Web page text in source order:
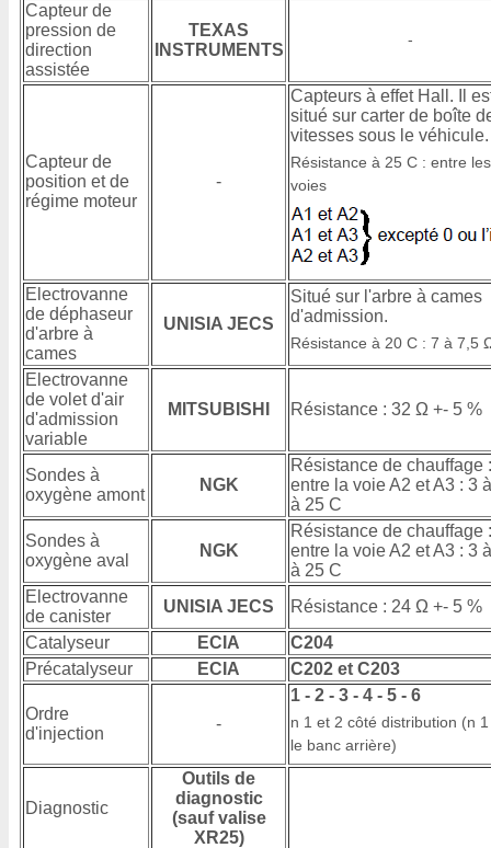
Capteur de
pression de
direction
assistée
TEXAS
INSTRUMENTS
-
Capteur de
position et de
régime moteur
-
Capteurs à effet Hall. Il
situé sur carter de boîte
vitesses sous le véhicule.
Résistance à 25 C : entre les
voies
Electrovanne
de déphaseur
d'arbre à
cames
UNISIA JECS
Situé sur l'arbre à cames
d'admission.
Résistance à 20 C : 7 à 7,5
Electrovanne
de volet d'air
d'admission
variable
MITSUBISHI Résistance : 32 Ω +- 5 %
Sondes à
oxygène amont
NGK
Résistance de chauffage :
entre la voie A2 et A3 : 3
à 25 C
Sondes à
oxygène aval
NGK
Résistance de chauffage :
entre la voie A2 et A3 : 3
à 25 C
Electrovanne
de canister
UNISIA JECS
Résistance : 24 Ω +- 5 %
Catalyseur
ECIA
C204
Précatalyseur
ECIA C202 et C203
Ordre
d'injection
-
1 - 2 - 3 - 4 - 5 - 6
n 1 et 2 côté distribution (n
le banc arrière)
Diagnostic
Outils de
diagnostic
(sauf valise
XR25)